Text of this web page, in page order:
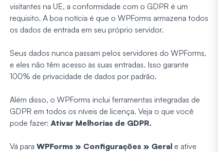
visitantes na UE, a conformidade com o GDPR é um
requisito. A boa notícia é que o WPForms armazena todos
os dados de entrada em seu próprio servidor.
Seus dados nunca passam pelos servidores do WPForms,
e eles não têm acesso às suas entradas. Isso garante
100% de privacidade de dados por padrão.
Além disso, o WPForms inclui ferramentas integradas de
GDPR em todos os níveis de licença. Veja o que você
pode fazer: Ativar Melhorias de GDPR.
Vá para WPForms » Configurações » Geral e ative